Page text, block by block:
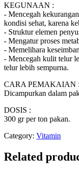
KEGUNAAN :
- Mencegah
kondisi sehat, karena
- Struktur elemen
- Mengatur proses
- Memelihara
- Mencegah kulit telur
telur lebih sempurna.
CARA PEMAKAIAN :
Dicampurkan dalam
DOSIS :
300 gr per ton pakan.
Category: Vitamin
Related